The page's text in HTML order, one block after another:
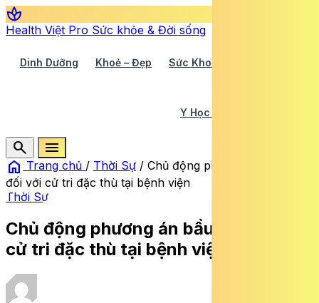
spa
Health Việt Pro Sức khỏe & Đời sống
Dinh Dưỡng Khoẻ – Đẹp Sức Khoẻ TV
Y Học Cổ Truyền
search
menu
home Trang chủ / Thời Sự / Chủ động phương án bầu cử
đối với cử tri đặc thù tại bệnh viện
Thời Sự
Chủ động phương án bầu cử đối với
cử tri đặc thù tại bệnh viện